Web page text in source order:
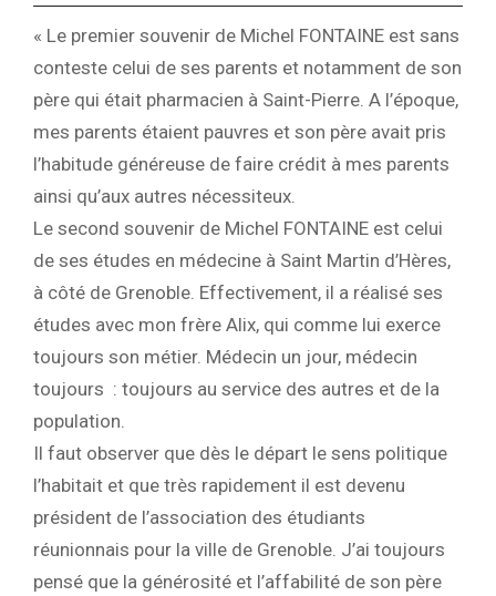
« Le premier souvenir de Michel FONTAINE est sans
conteste celui de ses parents et notamment de son
père qui était pharmacien à Saint-Pierre. A l’époque,
mes parents étaient pauvres et son père avait pris
l’habitude généreuse de faire crédit à mes parents
ainsi qu’aux autres nécessiteux.
Le second souvenir de Michel FONTAINE est celui
de ses études en médecine à Saint Martin d’Hères,
à côté de Grenoble. Effectivement, il a réalisé ses
études avec mon frère Alix, qui comme lui exerce
toujours son métier. Médecin un jour, médecin
toujours : toujours au service des autres et de la
population.
Il faut observer que dès le départ le sens politique
l’habitait et que très rapidement il est devenu
président de l’association des étudiants
réunionnais pour la ville de Grenoble. J’ai toujours
pensé que la générosité et l’affabilité de son père